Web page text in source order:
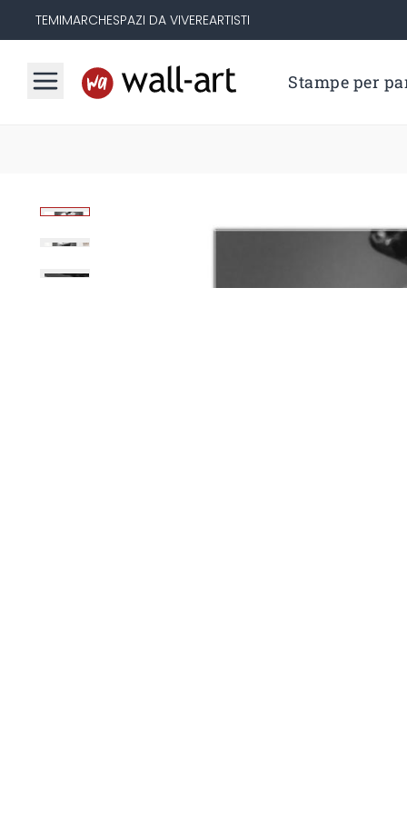
TEMIMARCHESPAZI DA VIVEREARTISTI
Stampe per